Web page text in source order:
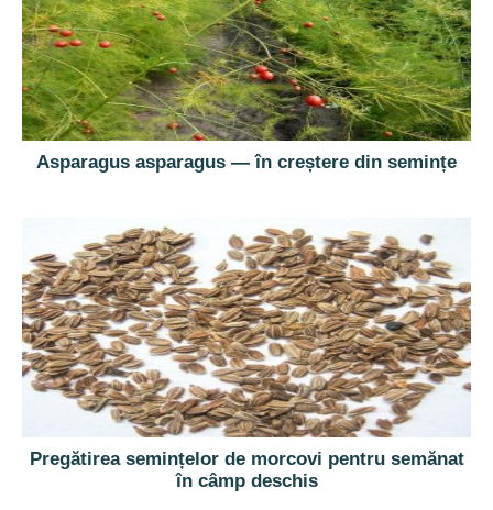
Asparagus asparagus — în creștere din semințe
Pregătirea semințelor de morcovi pentru semănat
în câmp deschis